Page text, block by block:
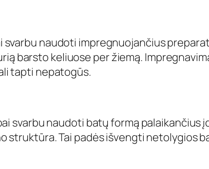
naudoti impregnuojančius
barsto keliuose per žiemą.
tapti nepatogūs.
svarbu naudoti batų formą palaikančius
struktūra. Tai padės išvengti netolygios